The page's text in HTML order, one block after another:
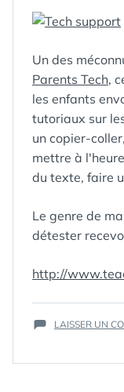
Un des
Parents Tech,
les enfants
tutoriaux sur
un copier-
mettre à
du texte, faire
Le genre de
détester
http://
TECHNOLOGIE,
LAISSER UN